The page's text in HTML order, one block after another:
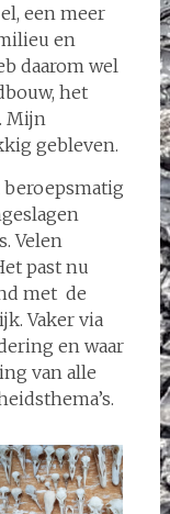
een meer
en
daarom wel
het
Mijn
gebleven.
Velen
past nu
met de
Vaker via
en waar
van alle